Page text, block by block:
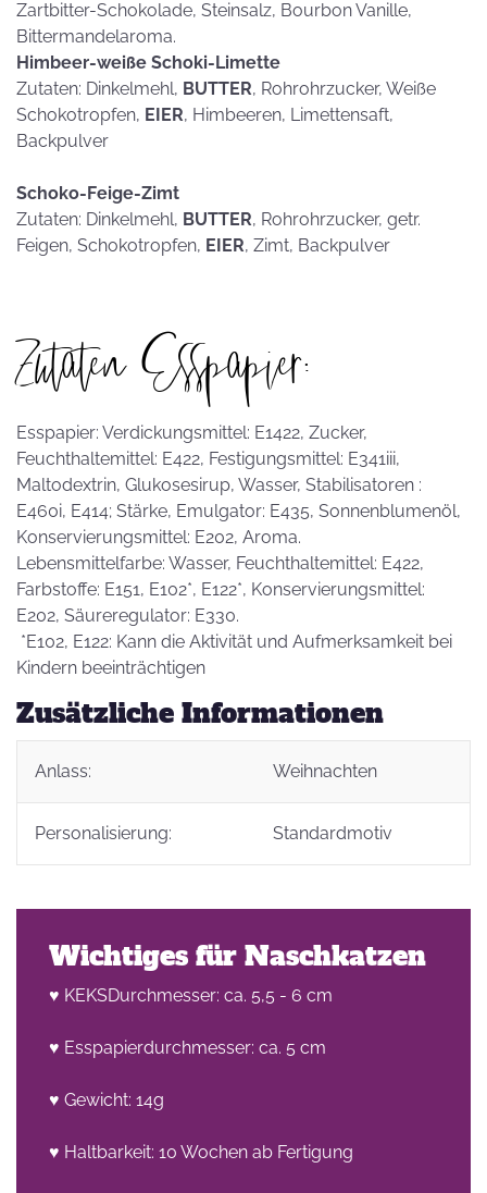
Zartbitter-Schokolade, Steinsalz, Bourbon Vanille,
Bittermandelaroma.
Himbeer-weiße Schoki-Limette
Zutaten: Dinkelmehl, BUTTER, Rohrohrzucker, Weiße
Schokotropfen, EIER, Himbeeren, Limettensaft,
Backpulver
Schoko-Feige-Zimt
Zutaten: Dinkelmehl, BUTTER, Rohrohrzucker, getr.
Feigen, Schokotropfen, EIER, Zimt, Backpulver
Zutaten Esspapier:
Esspapier: Verdickungsmittel: E1422, Zucker,
Feuchthaltemittel: E422, Festigungsmittel: E341iii,
Maltodextrin, Glukosesirup, Wasser, Stabilisatoren :
E460i, E414; Stärke, Emulgator: E435, Sonnenblumenöl,
Konservierungsmittel: E202, Aroma.
Lebensmittelfarbe: Wasser, Feuchthaltemittel: E422,
Farbstoffe: E151, E102*, E122*, Konservierungsmittel:
E202, Säureregulator: E330.
*E102, E122: Kann die Aktivität und Aufmerksamkeit bei
Kindern beeinträchtigen
Zusätzliche Informationen
Anlass: Weihnachten
Personalisierung: Standardmotiv
Wichtiges für Naschkatzen
♥ KEKSDurchmesser: ca. 5,5 - 6 cm
♥ Esspapierdurchmesser: ca. 5 cm
♥ Gewicht: 14g
♥ Haltbarkeit: 10 Wochen ab Fertigung